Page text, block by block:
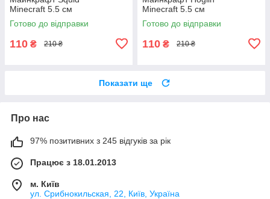
Minecraft 5.5 см
Готово до відправки
110 ₴ 210 ₴
Minecraft 5.5 см
Готово до відправки
110 ₴ 210 ₴
Показати ще
Про нас
97% позитивних з 245 відгуків за рік
Працює з 18.01.2013
м. Київ
ул. Срибнокильская, 22, Київ, Україна